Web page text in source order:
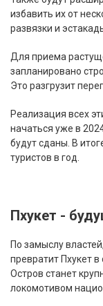
избавить их от
развязки и
Для приема
запланировано
Это разгрузит
Реализация всех
начаться уже в
будут сданы. В
туристов в год.
Пхукет -
По замыслу
превратит Пхукет
Остров станет
локомотивом